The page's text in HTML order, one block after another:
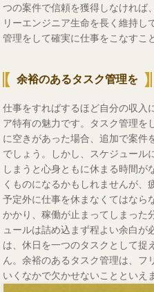
つの案件で信頼を獲得しなければ
リーエンジニア生命を長く維持し
管理をして確実に仕事をこなすこ
余裕のあるタスク管理を
仕事をすればするほど自分の収入
ア特有の魅力です。タスク管理を
に空きがあった場合、追加で案件
でしょう。しかし、スケジュール
しまうと心身ともに休まる時間が
くものになるかもしれませんが、
予定外に仕事を休まなくてはなら
かかり、稼働が止まってしまった
ュールは詰め込まず程よい余白
は、休日を一つのタスクとして捉
ん。余裕のあるタスク管理は、フ
いくなかで欠かせないことといえ